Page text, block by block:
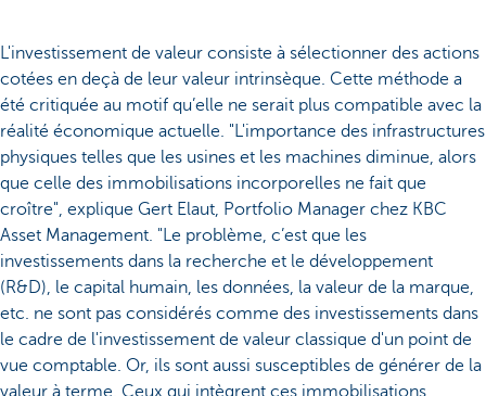
L'investissement de valeur consiste à sélectionner des actions
cotées en deçà de leur valeur intrinsèque. Cette méthode a
été critiquée au motif qu’elle ne serait plus compatible avec la
réalité économique actuelle. "L'importance des infrastructures
physiques telles que les usines et les machines diminue, alors
que celle des immobilisations incorporelles ne fait que
croître", explique Gert Elaut, Portfolio Manager chez KBC
Asset Management. "Le problème, c’est que les
investissements dans la recherche et le développement
(R&D), le capital humain, les données, la valeur de la marque,
etc. ne sont pas considérés comme des investissements dans
le cadre de l'investissement de valeur classique d'un point de
vue comptable. Or, ils sont aussi susceptibles de générer de la
valeur à terme. Ceux qui intègrent ces immobilisations